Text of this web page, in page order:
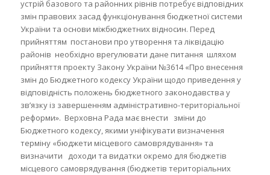
устрій базового та районних рівнів потребує відповідних
змін правових засад функціонування бюджетної системи
України та основи міжбюджетних відносин. Перед
прийняттям постанови про утворення та ліквідацію
районів необхідно врегулювати дане питання шляхом
прийняття проекту Закону України №3614 «Про внесення
змін до Бюджетного кодексу України щодо приведення у
відповідність положень бюджетного законодавства у
зв’язку із завершенням адміністративно-територіальної
реформи». Верховна Рада має внести зміни до
Бюджетного кодексу, якими уніфікувати визначення
терміну «бюджети місцевого самоврядування» та
визначити доходи та видатки окремо для бюджетів
місцевого самоврядування (бюджетів територіальних